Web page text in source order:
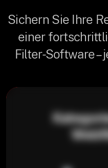
Sichern Sie Ihre
einer
Filter-Software –